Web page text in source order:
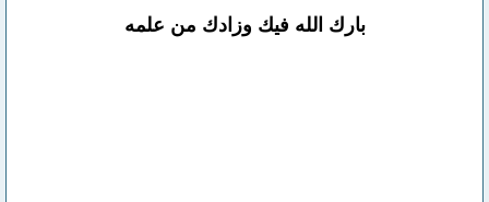
بارك الله فيك وزادك من علمه